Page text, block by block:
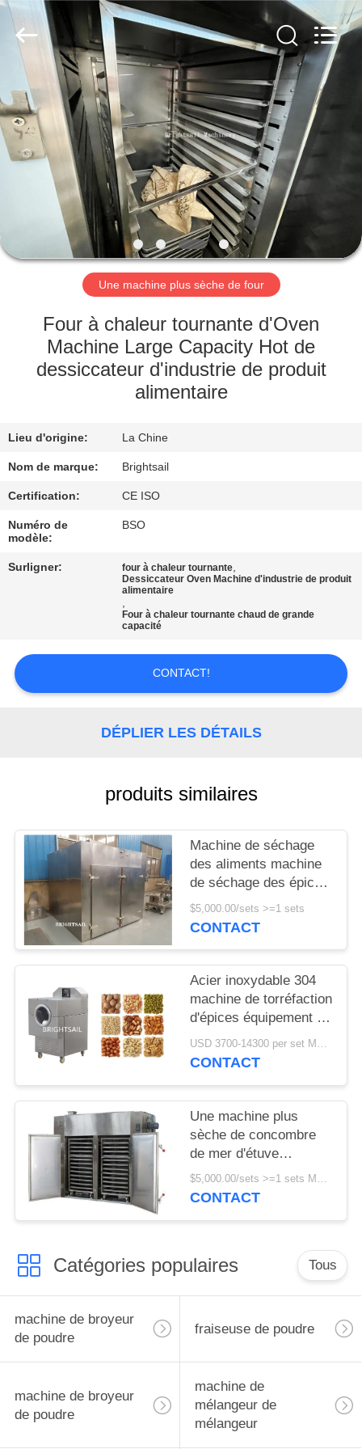
MAISON
PRODUITS
VIDÉOS
AU
SUJET
NOUS
VISITE
CONTRÔLE
DE
QUALITÉ
CONTACTEZ-
NOUVELLES
PRIVACY
POLICY
2026
Jiangyin
Brightsail
Machinery
Co.,Ltd..
Rights
Reserved.
Une machine plus sèche de four
Four à chaleur tournante d'Oven
Machine Large Capacity Hot de
dessiccateur d'industrie de produit
alimentaire
Lieu d'origine: La Chine
Nom de marque: Brightsail
Certification: CE ISO
Numéro de
modèle:
BSO
Surligner: four à chaleur tournante,
Dessiccateur Oven Machine d'industrie de produit
alimentaire
,
Four à chaleur tournante chaud de grande
capacité
CONTACT!
DÉPLIER LES DÉTAILS
produits similaires
Machine de séchage
des aliments machine
de séchage des épices
et des piments
machine de séchage
$5,000.00/sets >=1 sets
CONTACT
Acier inoxydable 304
machine de torréfaction
d'épices équipement de
cuisson pour la maisonUSD 3700-14300 per set MOQ:un ensemble
CONTACT
Une machine plus
sèche de concombre
de mer d'étuve
d'ormeau de chair de
noix de coco
$5,000.00/sets >=1 sets MOQ:un ensemble
CONTACT
Catégories populaires Tous
machine de broyeur
de poudre
fraiseuse de poudre
machine de broyeur
de poudre
machine de
mélangeur de
mélangeur